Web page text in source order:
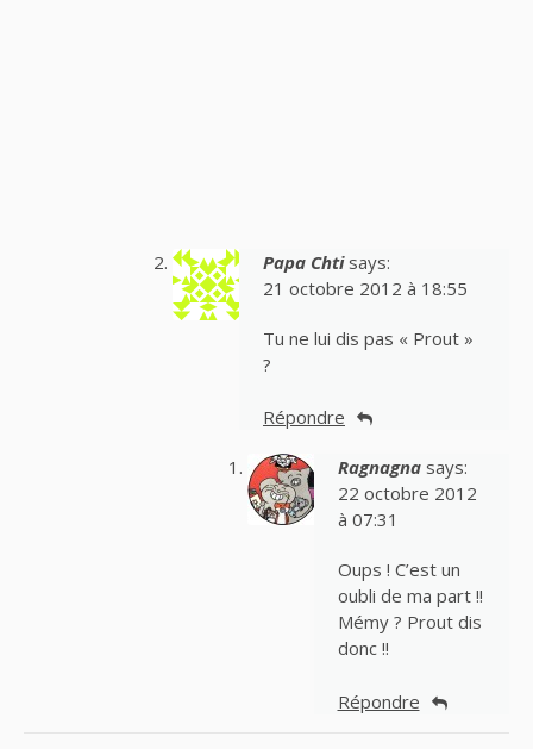
Papa Chti says:
21 octobre 2012 à 18:55
Tu ne lui dis pas « Prout »
?
Répondre
Ragnagna says:
22 octobre 2012
à 07:31
Oups ! C’est un
oubli de ma part !!
Mémy ? Prout dis
donc !!
Répondre